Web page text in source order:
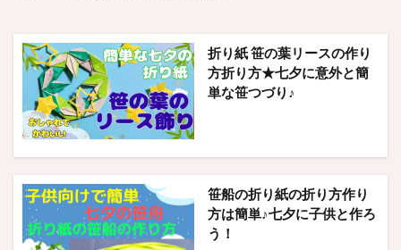
折り紙 笹の葉リースの作り
方折り方★七夕に意外と簡
単な笹つづり♪
笹船の折り紙の折り方作り
方は簡単♪七夕に子供と作ろ
う！